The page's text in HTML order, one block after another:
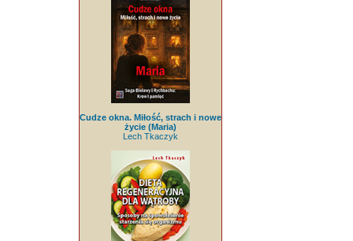
Cudze okna. Miłość, strach i nowe
życie (Maria)
Lech Tkaczyk